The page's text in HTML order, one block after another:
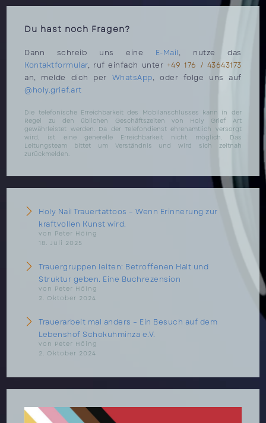
Du hast noch Fragen?
Dann schreib uns eine E-Mail, nutze das
Kontaktformular, ruf einfach unter +49 176 / 43643173
an, melde dich per WhatsApp, oder folge uns auf
@holy.grief.art
Die telefonische Erreichbarkeit des Mobilanschlusses kann in der
Regel zu den üblichen Geschäftszeiten von Holy Grief Art
gewährleistet werden. Da der Telefondienst ehrenamtlich versorgt
wird, ist eine generelle Erreichbarkeit nicht möglich. Das
Leitungsteam bittet um Verständnis und wird sich zeitnah
zurückmelden.
Holy Nail Trauertattoos – Wenn Erinnerung zur
kraftvollen Kunst wird.
von Peter Höing
18. Juli 2025
Trauergruppen leiten: Betroffenen Halt und
Struktur geben. Eine Buchrezension
von Peter Höing
2. Oktober 2024
Trauerarbeit mal anders – Ein Besuch auf dem
Lebenshof Schokuhminza e.V.
von Peter Höing
2. Oktober 2024